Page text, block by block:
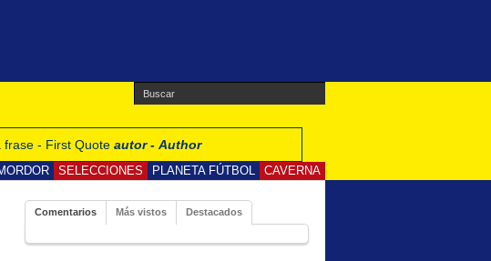
frase - First Quote autor - Author
SELECCIONES PLANETA FÚTBOL CAVERNA
Comentarios Más vistos Destacados